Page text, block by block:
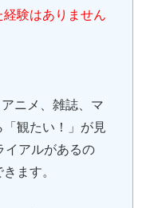
験はありません
ニメ、雑誌、マ
観たい！」が見
イアルがあるの
ます。